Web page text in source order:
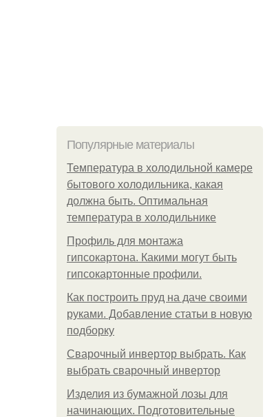
Популярные материалы
Температура в холодильной камере
бытового холодильника, какая
должна быть. Оптимальная
температура в холодильнике
Профиль для монтажа
гипсокартона. Какими могут быть
гипсокартонные профили.
Как построить пруд на даче своими
руками. Добавление статьи в новую
подборку
Сварочный инвертор выбрать. Как
выбрать сварочный инвертор
Изделия из бумажной лозы для
начинающих. Подготовительные